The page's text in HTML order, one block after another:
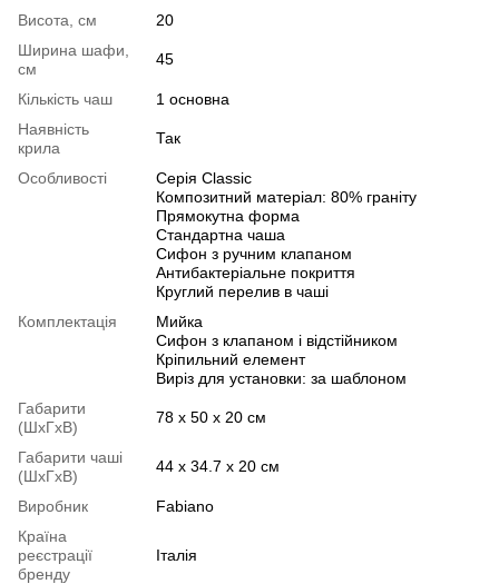
Висота, см
20
Ширина шафи,
см
45
Кількість чаш
1 основна
Наявність
крила
Так
Особливості
Серія Classic
Композитний матеріал: 80% граніту
Прямокутна форма
Стандартна чаша
Сифон з ручним клапаном
Антибактеріальне покриття
Круглий перелив в чаші
Комплектація
Мийка
Сифон з клапаном і відстійником
Кріпильний елемент
Виріз для установки: за шаблоном
Габарити
(ШхГхВ)
78 х 50 х 20 см
Габарити чаші
(ШхГхВ)
44 х 34.7 х 20 см
Виробник
Fabiano
Країна
реєстрації
бренду
Італія